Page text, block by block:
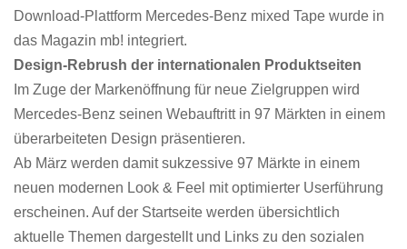
Download-Plattform Mercedes-Benz mixed Tape wurde in
das Magazin mb! integriert.
Design-Rebrush der internationalen Produktseiten
Im Zuge der Markenöffnung für neue Zielgruppen wird
Mercedes-Benz seinen Webauftritt in 97 Märkten in einem
überarbeiteten Design präsentieren.
Ab März werden damit sukzessive 97 Märkte in einem
neuen modernen Look & Feel mit optimierter Userführung
erscheinen. Auf der Startseite werden übersichtlich
aktuelle Themen dargestellt und Links zu den sozialen